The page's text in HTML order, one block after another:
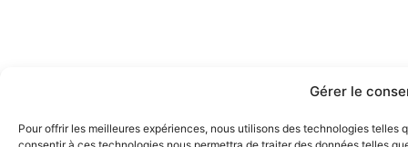
Gérer le
Pour offrir les meilleures expériences, nous utilisons des technologies